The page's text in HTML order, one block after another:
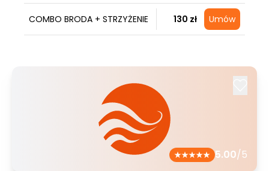
COMBO BRODA + STRZYŻENIE 130 zł Umów
5.00/5